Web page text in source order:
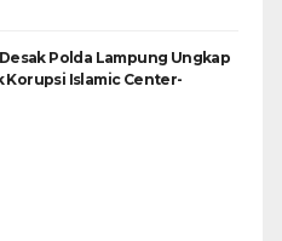
Polda Lampung Ungkap
Korupsi Islamic Center-